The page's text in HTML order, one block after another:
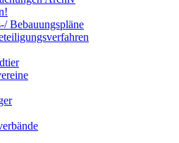
Bebauungspläne